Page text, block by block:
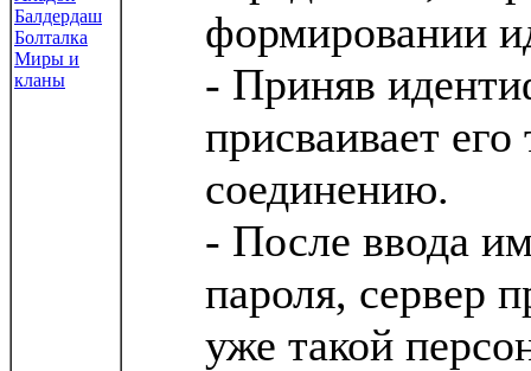
Балдердаш
Болталка
Миры и
кланы
формировании
- Приняв
присваивает
соединению.
- После ввода
пароля, сервер
уже такой